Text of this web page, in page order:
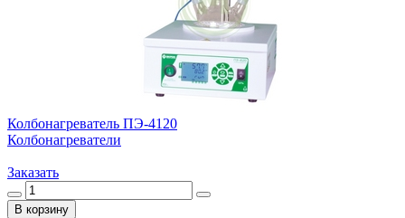
Колбонагреватель ПЭ-4120
Колбонагреватели
Заказать